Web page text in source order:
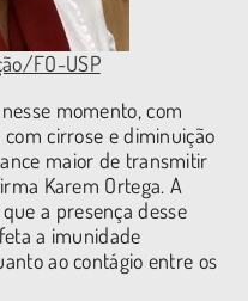
FO-USP
momento, com
cirrose e diminuição
maior de transmitir
Karem Ortega. A
a presença desse
a imunidade
ao contágio entre os